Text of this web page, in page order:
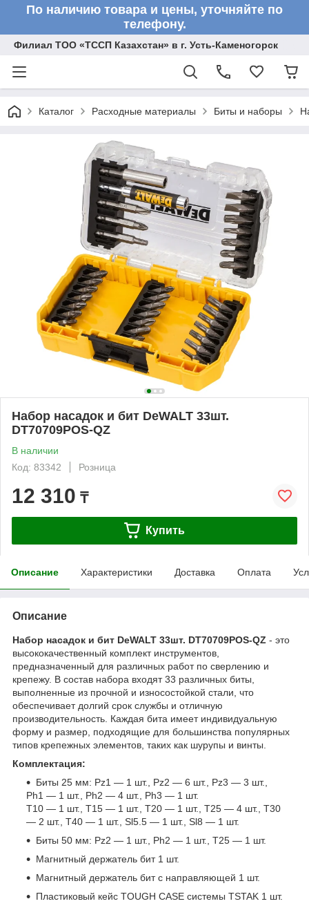
По наличию товара и цены, уточняйте по
телефону.
Филиал ТОО «ТССП Казахстан» в г. Усть-Каменогорск
Каталог Расходные материалы Биты и наборы
Набор насадок и бит DeWALT 33шт.
DT70709POS-QZ
В наличии
Код: 83342
Розница
12 310 ₸
Купить
Описание Характеристики Доставка Оплата
Описание
Набор насадок и бит DeWALT 33шт. DT70709POS-QZ - это
высококачественный комплект инструментов,
предназначенный для различных работ по сверлению и
крепежу. В состав набора входят 33 различных биты,
выполненные из прочной и износостойкой стали, что
обеспечивает долгий срок службы и отличную
производительность. Каждая бита имеет индивидуальную
форму и размер, подходящие для большинства популярных
типов крепежных элементов, таких как шурупы и винты.
Комплектация:
Биты 25 мм: Pz1 — 1 шт., Pz2 — 6 шт., Pz3 — 3 шт.,
Ph1 — 1 шт., Ph2 — 4 шт., Ph3 — 1 шт.
T10 — 1 шт., T15 — 1 шт., T20 — 1 шт., T25 — 4 шт., T30
— 2 шт., T40 — 1 шт., Sl5.5 — 1 шт., Sl8 — 1 шт.
Биты 50 мм: Pz2 — 1 шт., Ph2 — 1 шт., T25 — 1 шт.
Магнитный держатель бит 1 шт.
Магнитный держатель бит с направляющей 1 шт.
Пластиковый кейс TOUGH CASE системы TSTAK 1 шт.